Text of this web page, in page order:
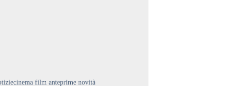
film anteprime novità